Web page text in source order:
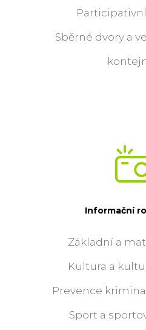
Sběrné dvory a
Informační
Základní a
Kultura a
Prevence
Sport a